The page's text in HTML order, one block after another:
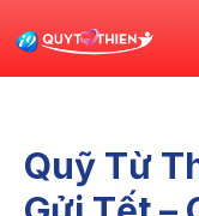
Quỹ Từ